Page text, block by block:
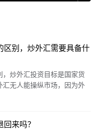
区别，炒外汇需要具备什
，炒外汇投资目标是国家货
无人能操纵市场，因为外
要具备什么基本条件？
来吗？